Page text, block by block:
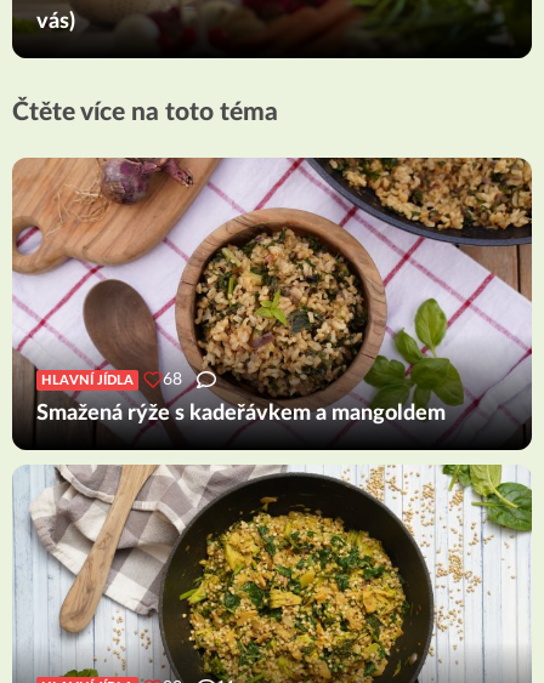
vás)
Čtěte více na toto téma
HLAVNÍ JÍDLA 68
Smažená rýže s kadeřávkem a mangoldem